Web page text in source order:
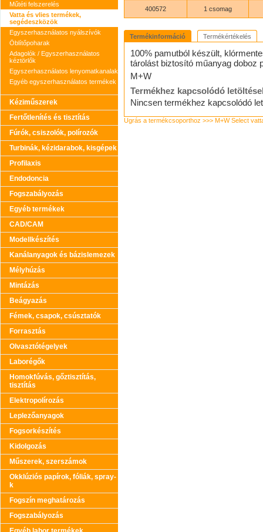
Műtéti felszerelés
Vatta és vlies termékek,
segédeszközök
Egyszerhasználatos nyálszívók
Öblítőpoharak
Adagolók / Egyszerhasználatos
kéztörlők
Egyszerhasználatos lenyomatkanalak
Egyéb egyszerhasználatos termékek
Kéziműszerek
Fertőtlenítés és tisztítás
Fúrók, csiszolók, polírozók
Turbinák, kézidarabok, kisgépek
Profilaxis
Endodoncia
Fogszabályozás
Egyéb termékek
CAD/CAM
Modellkészítés
Kanálanyagok és bázislemezek
Mélyhúzás
Mintázás
Beágyazás
Fémek, csapok, csúsztatók
Forrasztás
Olvasztótégelyek
Laborégők
Homokfúvás, gőztisztítás,
tisztítás
Elektropolírozás
Leplezőanyagok
Fogsorkészítés
Kidolgozás
Műszerek, szerszámok
Okklúziós papírok, fóliák, spray-
k
Fogszín meghatározás
Fogszabályozás
400572
1 csomag
Termékinformáció Termékértékelés
100% pamutból készült,
tárolást biztosító műanyag doboz
M+W
Termékhez kapcsolódó
Nincsen termékhez kapcsolódó
Ugrás a termékcsoporthoz >>> M+W Select